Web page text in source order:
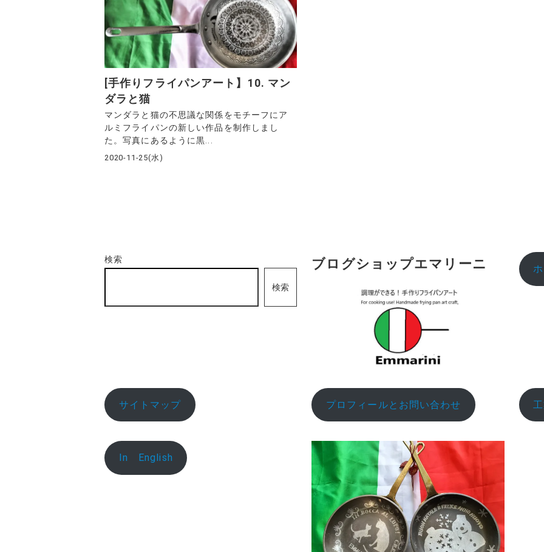
[手作りフライパンアート】10. マン
ダラと猫
マンダラと猫の不思議な関係をモチーフにア
ルミフライパンの新しい作品を制作しまし
た。写真にあるように黒...
2020-11-25(水)
検索
検索
ブログショップエマリーニ
サイトマップ プロフィールとお問い合わせ
In English